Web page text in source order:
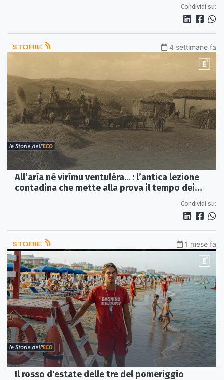
Condividi su:
STORIE 4 settimane fa
All’aría né virímu ventuléra... : l’antica lezione
contadina che mette alla prova il tempo dei
Condividi su:
STORIE 1 mese fa
Il rosso d'estate delle tre del pomeriggio